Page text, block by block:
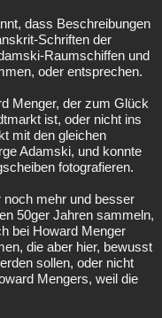
dass Beschreibungen
Schriften der
Raumschiffen und
oder entsprechen.
Menger, der zum Glück
ist, oder nicht ins
mit den gleichen
Adamski, und konnte
fotografieren.
mehr und besser
50ger Jahren sammeln,
bei Howard Menger
die aber hier, bewusst
sollen, oder nicht
Mengers, weil die